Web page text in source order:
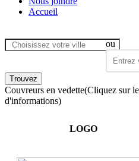
Accueil
ou
Couvreurs en vedette(Cliquez sur
d'informations)
LOGO